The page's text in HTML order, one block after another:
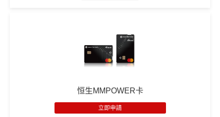
購卡回贈率最有競爭力嘅卡之一。呢張卡喺日本簽賬仲有
3%回贈🇯🇵！對鐘意去日本旅行嘅你嚟講，絕對係慳錢
AEON WAKUWAKU信用卡
AEON CARD WAKUWAKU迎新合共享高
達HK$1,038
恒生MMPOWER卡
立即申請